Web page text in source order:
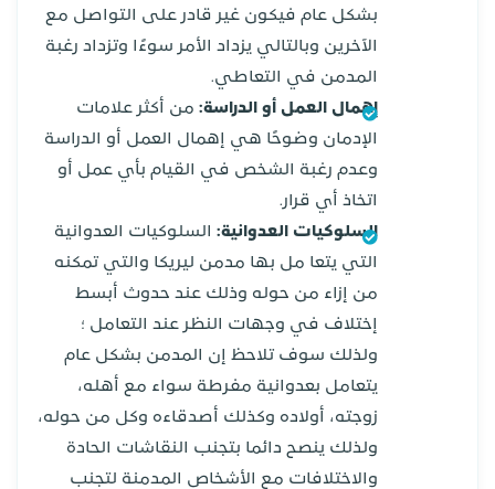
بشكل عام فيكون غير قادر على التواصل مع
الآخرين وبالتالي يزداد الأمر سوءًا وتزداد رغبة
المدمن في التعاطي.
إهمال العمل أو الدراسة:من أكثر علامات
الإدمان وضوحًا هي إهمال العمل أو الدراسة
وعدم رغبة الشخص في القيام بأي عمل أو
اتخاذ أي قرار.
السلوكيات العدوانية:السلوكيات العدوانية
التي يتعا مل بها مدمن ليريكا والتي تمكنه
من إزاء من حوله وذلك عند حدوث أبسط
إختلاف في وجهات النظر عند التعامل ؛
ولذلك سوف تلاحظ إن المدمن بشكل عام
يتعامل بعدوانية مفرطة سواء مع أهله،
زوجته، أولاده وكذلك أصدقاءه وكل من حوله،
ولذلك ينصح دائما بتجنب النقاشات الحادة
والاختلافات مع الأشخاص المدمنة لتجنب